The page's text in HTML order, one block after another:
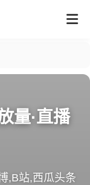
量·直播
,B站,西瓜头条